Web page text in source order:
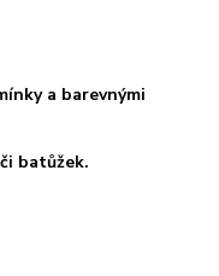
a barevnými
batůžek.